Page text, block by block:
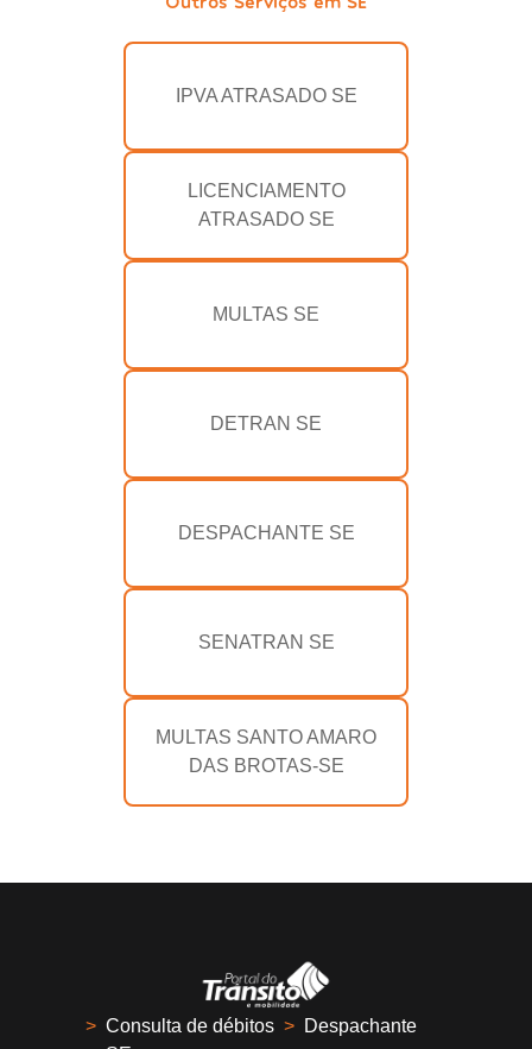
IPVA ATRASADO SE
LICENCIAMENTO
ATRASADO SE
MULTAS SE
DETRAN SE
DESPACHANTE SE
SENATRAN SE
MULTAS SANTO AMARO
DAS BROTAS-SE
> Consulta de débitos > Despachante